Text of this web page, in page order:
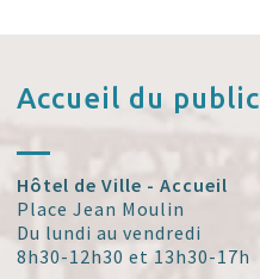
Accueil du public
Hôtel de Ville - Accueil
Place Jean Moulin
Du lundi au vendredi
8h30-12h30 et 13h30-17h